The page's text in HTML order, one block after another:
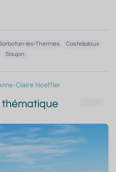
les-Thermes
Casteljaloux
Saujon
Claire Hoeffler
thématique